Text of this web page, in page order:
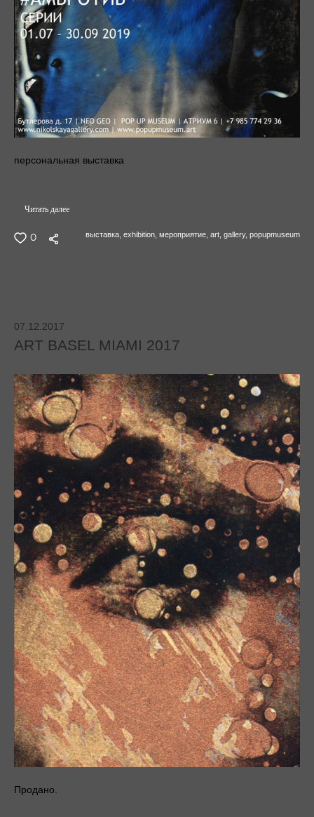
персональная выставка
Читать далее
0 выставка, exhibition, мероприятие, art, gallery, popupmuseum
Продано.
07.12.2017
ART BASEL MIAMI 2017